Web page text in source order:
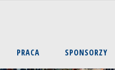
PRACA SPONSORZY